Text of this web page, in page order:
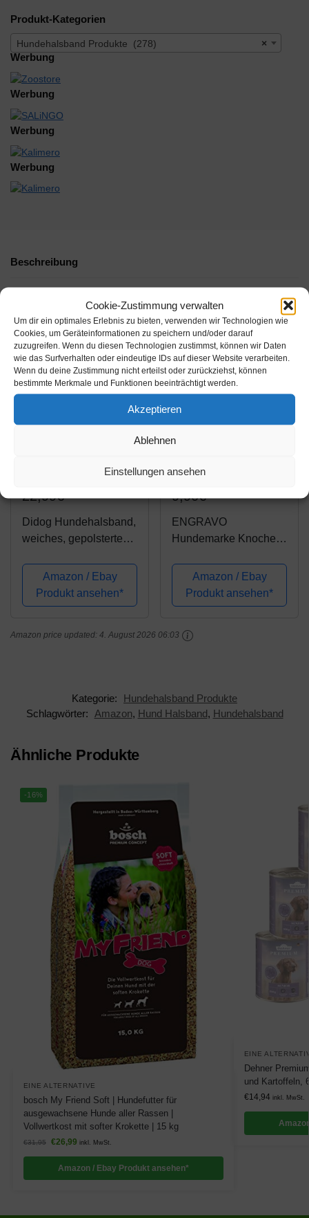
Cookie-Zustimmung verwalten
Um dir ein optimales Erlebnis zu bieten, verwenden wir Technologien wie
Cookies, um Geräteinformationen zu speichern und/oder darauf
zuzugreifen. Wenn du diesen Technologien zustimmst, können wir Daten
wie das Surfverhalten oder eindeutige IDs auf dieser Website verarbeiten.
Wenn du deine Zustimmung nicht erteilst oder zurückziehst, können
bestimmte Merkmale und Funktionen beeinträchtigt werden.
Akzeptieren
Ablehnen
Einstellungen ansehen
Produkt-Kategorien
×
Hundehalsband Produkte (278)
Werbung
Werbung
Werbung
Werbung
Beschreibung
22,99€
Didog Hundehalsband,
weiches, gepolstertes,
personalisierbarem,
graviertem
Namensschild, D-Ring.
mittelgroße Hunde
Amazon / Ebay
Produkt ansehen*
Amazon.de
9,90€
ENGRAVO
Hundemarke Knochen
Deiner persönlichen
Gravur und 2 gratis
Schlüsselringe
Amazon / Ebay
Produkt ansehen*
Amazon price updated: 4. August 2026 06:03
Kategorie:
Hundehalsband Produkte
Schlagwörter:
Amazon, Hund Halsband, Hundehalsband
Ähnliche Produkte
-16%
EINE ALTERNATIVE
bosch My Friend Soft | Hundefutter für
ausgewachsene Hunde aller Rassen |
Vollwertkost mit softer Krokette | 15 kg
€31,95 €26,99 inkl. MwSt.
Amazon / Ebay Produkt ansehen*
EINE
Dehner
und Kartoffeln,
€14,94 inkl. MwSt.